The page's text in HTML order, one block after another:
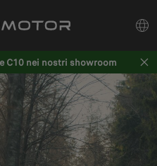
C10 nei nostri showroom